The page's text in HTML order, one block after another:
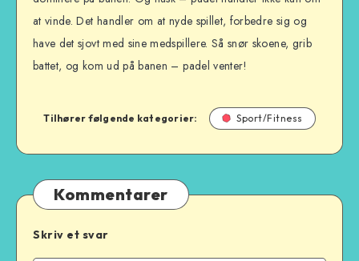
at vinde. Det handler om at nyde spillet, forbedre sig og
have det sjovt med sine medspillere. Så snør skoene, grib
battet, og kom ud på banen – padel venter!
Tilhører følgende kategorier: Sport/Fitness
Kommentarer
Skriv et svar